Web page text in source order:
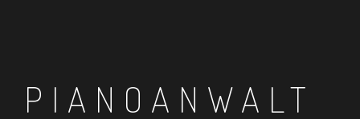
PIANOANWALT